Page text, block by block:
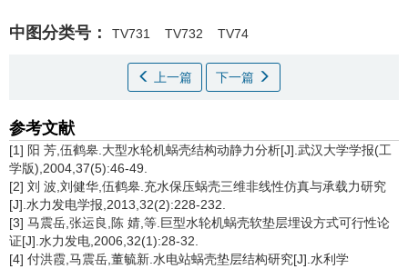
中图分类号： TV731 TV732 TV74
上一篇 下一篇
参考文献
[1] 阳 芳,伍鹤皋.大型水轮机蜗壳结构动静力分析[J].武汉大学学报(工
学版),2004,37(5):46-49.
[2] 刘 波,刘健华,伍鹤皋.充水保压蜗壳三维非线性仿真与承载力研究
[J].水力发电学报,2013,32(2):228-232.
[3] 马震岳,张运良,陈 婧,等.巨型水轮机蜗壳软垫层埋设方式可行性论
证[J].水力发电,2006,32(1):28-32.
[4] 付洪霞,马震岳,董毓新.水电站蜗壳垫层结构研究[J].水利学